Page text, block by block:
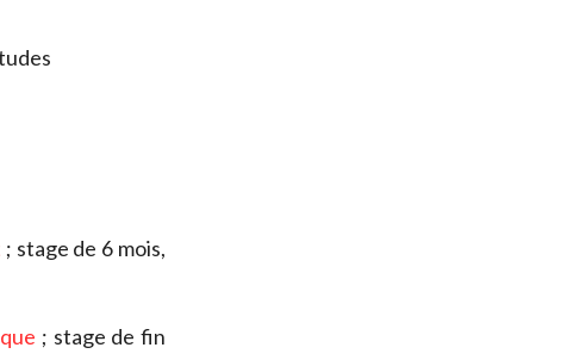
; stage de 6 mois,
; stage de fin